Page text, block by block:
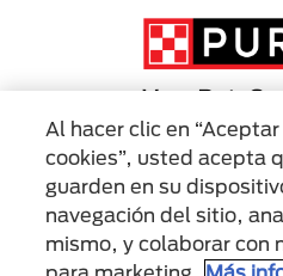
Menu Footer
All Nestlé Purina trademarks owned
Vevey, Switzerland or are
Al hacer clic en
cookies”, usted acepta
guarden en su
navegación del sitio,
mismo, y colaborar con